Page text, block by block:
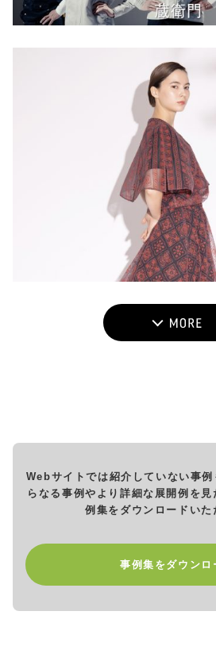
Webサイトでは紹介していない事例
らなる事例やより詳細な展開例を見
例集をダウンロードいた
事例集をダウンロ